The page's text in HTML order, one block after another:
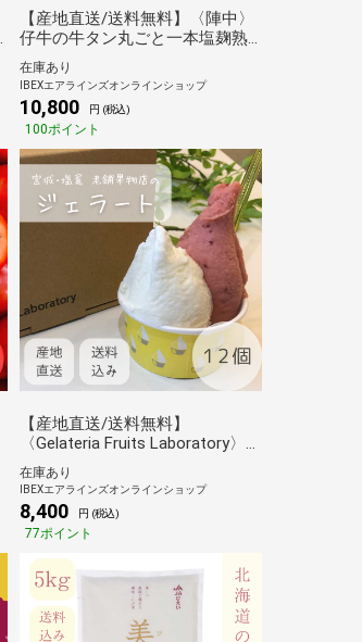
【産地直送/送料無料】〈陣中〉
仔牛の牛タン丸ごと一本塩麹熟
成 620g
在庫あり
IBEXエアラインズオンラインショップ
10,800 円 (税込)
100ポイント
【産地直送/送料無料】
〈Gelateria Fruits Laboratory〉
宮城ジェラート&季節のソルベセ
ット
在庫あり
IBEXエアラインズオンラインショップ
8,400 円 (税込)
77ポイント